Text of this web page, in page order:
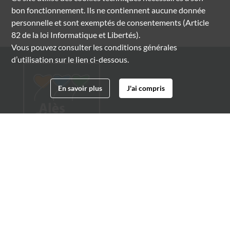
bon fonctionnement. Ils ne contiennent aucune donnée
personnelle et sont exemptés de consentements (Article
82 de la loi Informatique et Libertés).
Vous pouvez consulter les conditions générales
d’utilisation sur le lien ci-dessous.
En savoir plus J'ai compris